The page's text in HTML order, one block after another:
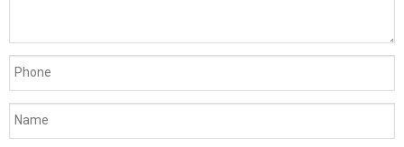
1
hộp
đựng
ở
đâu
,
1